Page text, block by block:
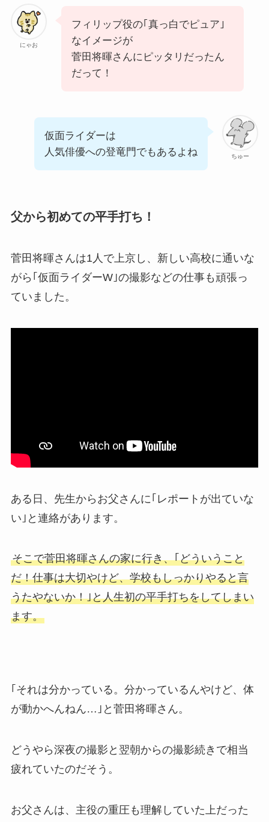
にゃお
フィリップ役の｢真っ白でピュア｣
なイメージが
菅田将暉さんにピッタリだったん
だって！
ちゅー
仮面ライダーは
人気俳優への登竜門でもあるよね
父から初めての平手打ち！
菅田将暉さんは1人で上京し、新しい高校に通いな
がら｢仮面ライダーW｣の撮影などの仕事も頑張っ
ていました。
ある日、先生からお父さんに｢レポートが出ていな
い｣と連絡があります。
そこで菅田将暉さんの家に行き、｢どういうこと
だ！仕事は大切やけど、学校もしっかりやると言
うたやないか！｣と人生初の平手打ちをしてしまい
ます。
｢それは分かっている。分かっているんやけど、体
が動かへんねん…｣と菅田将暉さん。
どうやら深夜の撮影と翌朝からの撮影続きで相当
疲れていたのだそう。
お父さんは、主役の重圧も理解していた上だった